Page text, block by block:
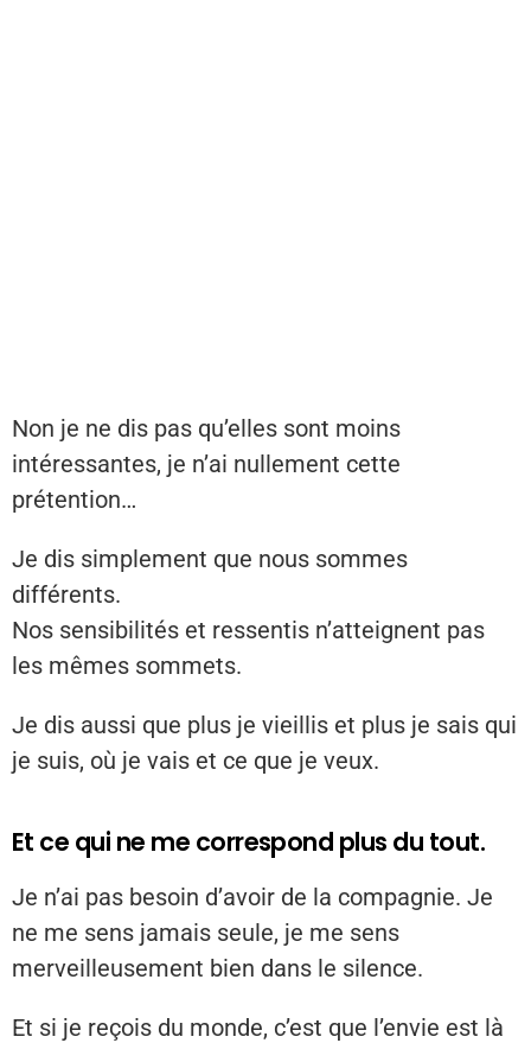
Non je ne dis pas qu’elles sont moins
intéressantes, je n’ai nullement cette
prétention…
Je dis simplement que nous sommes
différents.
Nos sensibilités et ressentis n’atteignent pas
les mêmes sommets.
Je dis aussi que plus je vieillis et plus je sais qui
je suis, où je vais et ce que je veux.
Et ce qui ne me correspond plus du tout.
Je n’ai pas besoin d’avoir de la compagnie. Je
ne me sens jamais seule, je me sens
merveilleusement bien dans le silence.
Et si je reçois du monde, c’est que l’envie est là